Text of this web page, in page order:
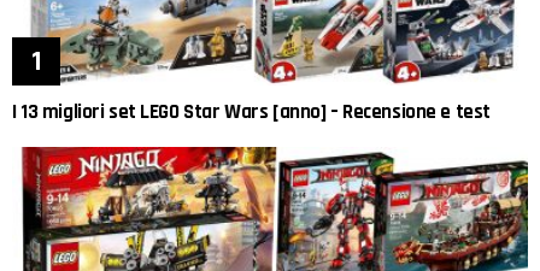
I 13 migliori set LEGO Star Wars [anno] – Recensione e test